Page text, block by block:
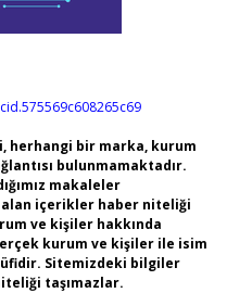
herhangi bir marka, kurum
bulunmamaktadır.
makaleler
alan içerikler haber niteliği
ve kişiler hakkında
kurum ve kişiler ile isim
Sitemizdeki bilgiler
taşımazlar.